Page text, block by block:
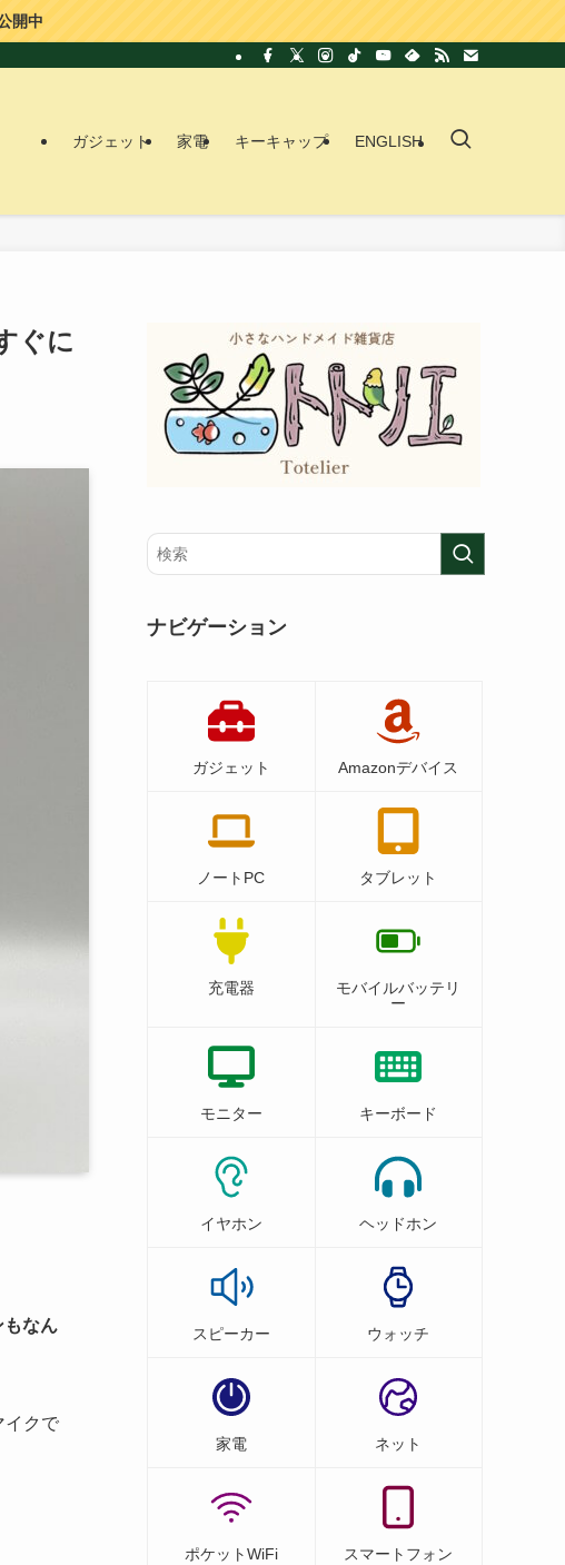
開中
ガジェット 家電 キーキャップ ENGLISH
ぐに
もなん
イクで
ナビゲーション
ガジェット Amazonデバイス
ノートPC タブレット
充電器
モバイルバッテリ
ー
モニター キーボード
イヤホン ヘッドホン
スピーカー ウォッチ
家電 ネット
ポケットWiFi スマートフォン